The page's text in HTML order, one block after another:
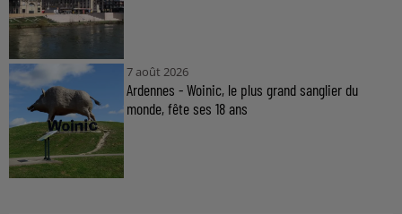
7 août 2026
Ardennes - Woinic, le plus grand sanglier du
monde, fête ses 18 ans